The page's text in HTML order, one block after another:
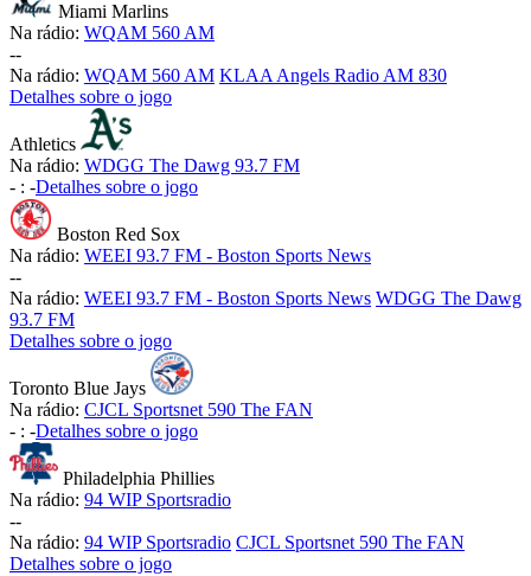
Miami Marlins
Na rádio: WQAM 560 AM
--
Na rádio: WQAM 560 AM KLAA Angels Radio AM 830
Detalhes sobre o jogo
Athletics
Na rádio: WDGG The Dawg 93.7 FM
- : -Detalhes sobre o jogo
Boston Red Sox
Na rádio: WEEI 93.7 FM - Boston Sports News
--
Na rádio: WEEI 93.7 FM - Boston Sports News WDGG The Dawg
93.7 FM
Detalhes sobre o jogo
Toronto Blue Jays
Na rádio: CJCL Sportsnet 590 The FAN
- : -Detalhes sobre o jogo
Philadelphia Phillies
Na rádio: 94 WIP Sportsradio
--
Na rádio: 94 WIP Sportsradio CJCL Sportsnet 590 The FAN
Detalhes sobre o jogo